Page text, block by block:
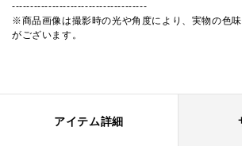
-------------------------------------
※商品画像は撮影時の光や角度により、実物の色
がございます。
アイテム詳細